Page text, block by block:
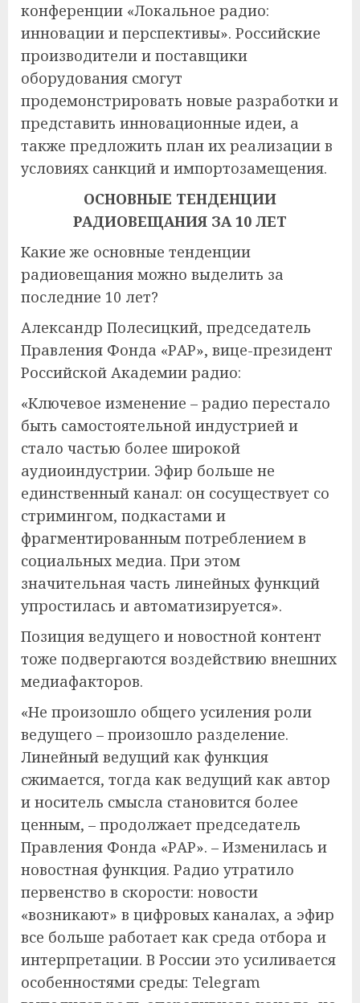
конференции «Локальное радио:
инновации и перспективы». Российские
производители и поставщики
оборудования смогут
продемонстрировать новые разработки и
представить инновационные идеи, а
также предложить план их реализации в
условиях санкций и импортозамещения.
ОСНОВНЫЕ ТЕНДЕНЦИИ
РАДИОВЕЩАНИЯ ЗА 10 ЛЕТ
Какие же основные тенденции
радиовещания можно выделить за
последние 10 лет?
Александр Полесицкий, председатель
Правления Фонда «РАР», вице-президент
Российской Академии радио:
«Ключевое изменение – радио перестало
быть самостоятельной индустрией и
стало частью более широкой
аудиоиндустрии. Эфир больше не
единственный канал: он сосуществует со
стримингом, подкастами и
фрагментированным потреблением в
социальных медиа. При этом
значительная часть линейных функций
упростилась и автоматизируется».
Позиция ведущего и новостной контент
тоже подвергаются воздействию внешних
медиафакторов.
«Не произошло общего усиления роли
ведущего – произошло разделение.
Линейный ведущий как функция
сжимается, тогда как ведущий как автор
и носитель смысла становится более
ценным, – продолжает председатель
Правления Фонда «РАР». – Изменилась и
новостная функция. Радио утратило
первенство в скорости: новости
«возникают» в цифровых каналах, а эфир
все больше работает как среда отбора и
интерпретации. В России это усиливается
особенностями среды: Telegram